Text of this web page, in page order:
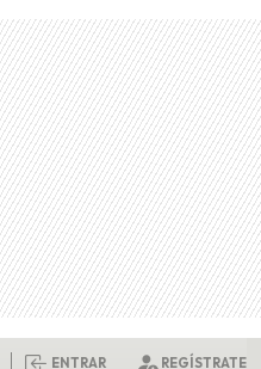
ENTRAR REGÍSTRATE